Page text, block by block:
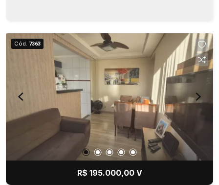
Cód. 7363
R$ 195.000,00 V